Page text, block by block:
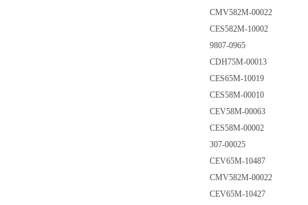
CMV582M-00022
CES582M-10002
9807-0965
CDH75M-00013
CES65M-10019
CES58M-00010
CEV58M-00063
CES58M-00002
307-00025
CEV65M-10487
CMV582M-00022
CEV65M-10427